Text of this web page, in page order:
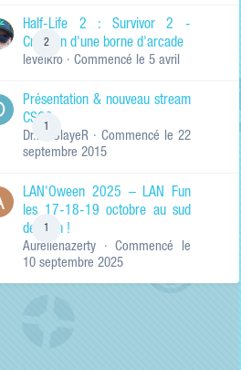
RECHERCHER LES
Titres et corps
Titres des
uniquement
2
Half-Life 2 : Survivor 2 -
Création d'une borne d'arcade
levelkro · Commencé le 5 avril
1
Présentation & nouveau stream
CSGO
Dr.KinSlayeR · Commencé le 22
septembre 2015
1
LAN'Oween 2025 – LAN Fun
les 17-18-19 octobre au sud
de Lyon !
Aurelienazerty · Commencé le
10 septembre 2025